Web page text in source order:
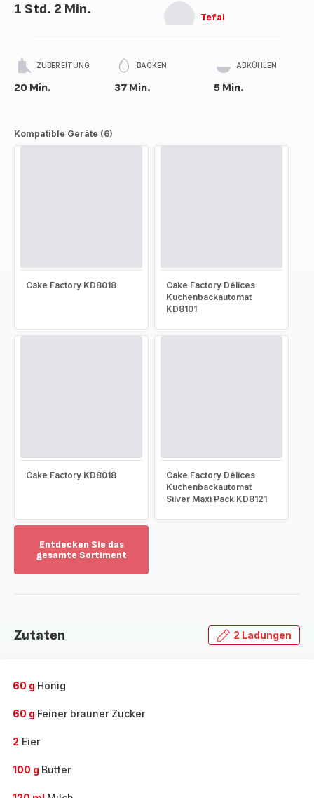
1 Std. 2 Min. Tefal
ZUBEREITUNG
20 Min.
BACKEN
37 Min.
ABKÜHLEN
5 Min.
Kompatible Geräte (6)
Cake Factory KD8018
Cake Factory Délices
Kuchenbackautomat
KD8101
Cake Factory KD8018
Cake Factory Délices
Kuchenbackautomat
Silver Maxi Pack KD8121
Entdecken Sie das
gesamte Sortiment
das
Zutaten 2 Ladungen
60 g Honig
60 g Feiner brauner Zucker
2 Eier
100 g Butter